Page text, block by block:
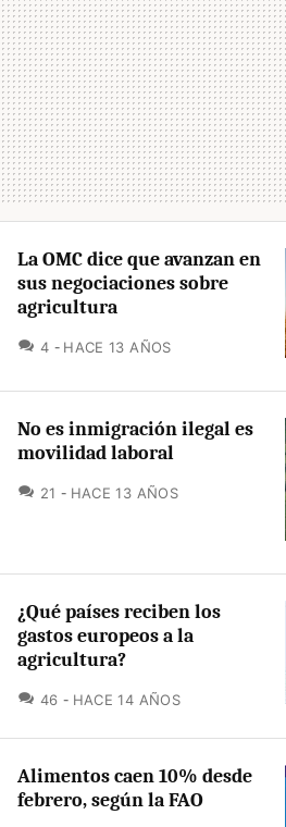
La OMC dice que avanzan en
sus negociaciones sobre
agricultura
4 COMENTARIOS
HACE 13 AÑOS
No es inmigración ilegal es
movilidad laboral
21 COMENTARIOS
HACE 13 AÑOS
¿Qué países reciben los
gastos europeos a la
agricultura?
46 COMENTARIOS
HACE 14 AÑOS
Alimentos caen 10% desde
febrero, según la FAO